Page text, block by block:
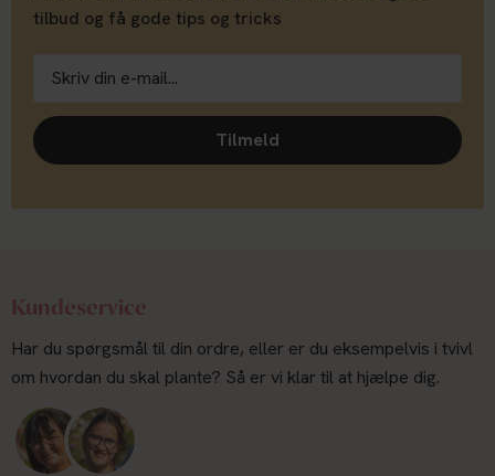
tilbud og få gode tips og tricks
Tilmeld
Kundeservice
Har du spørgsmål til din ordre, eller er du eksempelvis i tvivl
om hvordan du skal plante? Så er vi klar til at hjælpe dig.